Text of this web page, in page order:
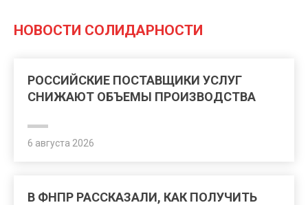
НОВОСТИ СОЛИДАРНОСТИ
РОССИЙСКИЕ ПОСТАВЩИКИ УСЛУГ
СНИЖАЮТ ОБЪЕМЫ ПРОИЗВОДСТВА
6 августа 2026
В ФНПР РАССКАЗАЛИ, КАК ПОЛУЧИТЬ